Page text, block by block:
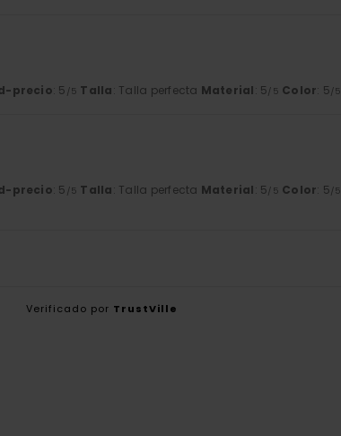
precio: 5 /5 Talla: Talla perfecta Material: 5 /5 Color: 5 /5
precio: 5 /5 Talla: Talla perfecta Material: 5 /5 Color: 5 /5
Verificado por TrustVille